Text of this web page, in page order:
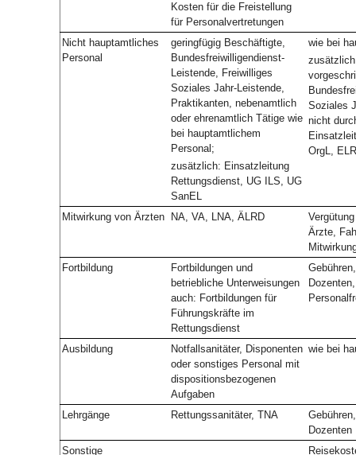
Kosten für die Freistellung
für Personalvertretungen
Nicht hauptamtliches
Personal
geringfügig Beschäftigte,
Bundesfreiwilligendienst-
Leistende, Freiwilliges
Soziales Jahr-Leistende,
Praktikanten, nebenamtlich
oder ehrenamtlich Tätige wie
bei hauptamtlichem
Personal;
zusätzlich: Einsatzleitung
Rettungsdienst, UG ILS, UG
SanEL
wie bei
Soziales
nicht
OrgL,
Mitwirkung von Ärzten NA, VA, LNA, ÄLRD
Ärzte,
Fortbildung
Fortbildungen und
betriebliche Unterweisungen
auch: Fortbildungen für
Führungskräfte im
Rettungsdienst
Ausbildung
Notfallsanitäter, Disponenten
oder sonstiges Personal mit
dispositionsbezogenen
Aufgaben
wie bei
Lehrgänge Rettungssanitäter, TNA
Dozenten
Sonstige